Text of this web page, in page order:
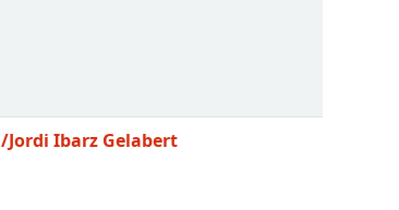
/Jordi Ibarz Gelabert